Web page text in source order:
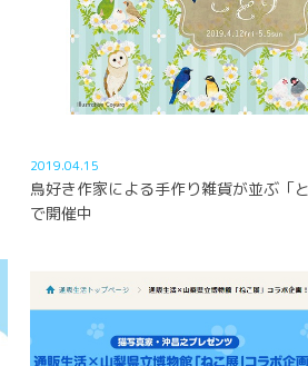
2019.04.15
鳥好き作家による手作り雑貨が並ぶ「
で開催中